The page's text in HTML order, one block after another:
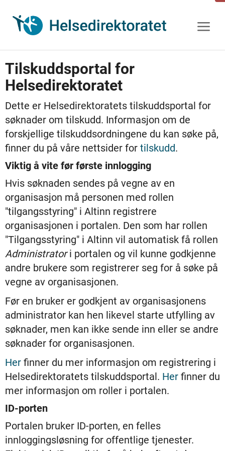
innhold
Tilskuddsportal for
Helsedirektoratet
Dette er Helsedirektoratets tilskuddsportal for
søknader om tilskudd. Informasjon om de
forskjellige tilskuddsordningene du kan søke på,
finner du på våre nettsider for tilskudd.
Viktig å vite før første innlogging
Hvis søknaden sendes på vegne av en
organisasjon må personen med rollen
"tilgangsstyring" i Altinn registrere
organisasjonen i portalen. Den som har rollen
"Tilgangsstyring" i Altinn vil automatisk få rollen
Administratori portalen og vil kunne godkjenne
andre brukere som registrerer seg for å søke på
vegne av organisasjonen.
Før en bruker er godkjent av organisasjonens
administrator kan hen likevel starte utfylling av
søknader, men kan ikke sende inn eller se andre
søknader for organisasjonen.
Her finner du mer informasjon om registrering i
Helsedirektoratets tilskuddsportal. Her finner du
mer informasjon om roller i portalen.
ID-porten
Portalen bruker ID-porten, en felles
innloggingsløsning for offentlige tjenester.